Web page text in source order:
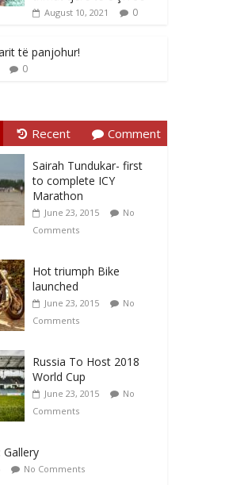
August 10, 2021 0
të panjohur!
0
Recent Comment
Sairah Tundukar- first
to complete ICY
Marathon
June 23, 2015
No
Comments
Hot triumph Bike
launched
June 23, 2015
No
Comments
Russia To Host 2018
World Cup
June 23, 2015
No
Comments
No Comments